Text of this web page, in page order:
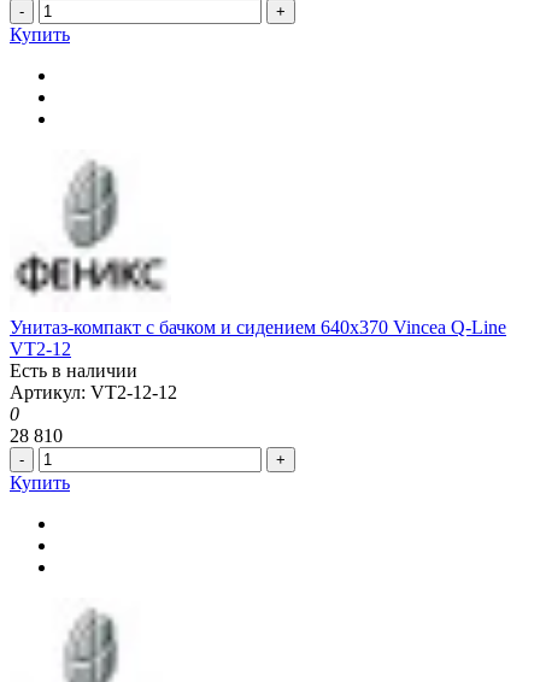
- +
Купить
Унитаз-компакт с бачком и сидением 640x370 Vincea Q-Line
VT2-12
Есть в наличии
Артикул: VT2-12-12
0
28 810
- +
Купить